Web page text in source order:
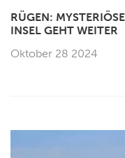
RÜGEN:
INSEL GEHT WEITER
Oktober 28 2024